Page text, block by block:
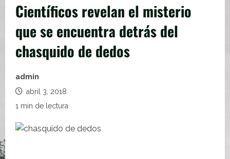
Científicos revelan el misterio
que se encuentra detrás del
chasquido de dedos
admin
abril 3, 2018
1 min de lectura